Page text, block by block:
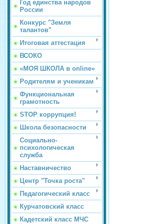
Год единства народов
России
Конкурс "Земля
талантов"
Итоговая аттестация
ВСОКО
«МОЯ ШКОЛА в online»
Родителям и ученикам
Функциональная
грамотность
STOP коррупция!
Школа безопасности
Социально-
психологическая
служба
Наставничество
Центр "Точка роста"
Педагогический класс
Курчатовский класс
Кадетский класс МЧС